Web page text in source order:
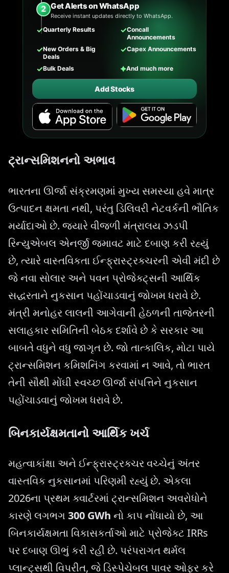
2 Get Alerts on WhatsApp
Receive instant updates directly to WhatsApp.
✓Quarterly Results ✓Concall
Announcements
✓New Orders & Big
Deals
✓Capex Announcements
✓Bulk Deals ✦And much more
Add Stocks
ટ્રાન્સમિશનનો અભાવ
ભારતના ઊર્જા સંક્રમણમાં મુખ્ય સમસ્યા હવે માત્ર
ઉત્પાદન ક્ષમતા નથી, પરંતુ ડિલિવરી નેટવર્કની ભૌતિક
મર્યાદાઓ છે. જ્યારે વીજળી મંત્રાલય ઝડપી
રિન્યુએબલ એનર્જી જમાવટ માટે દબાણ કરી રહ્યું
છે, ત્યારે વાસ્તવિકતા ઈન્ફ્રાસ્ટ્રક્ચરની એવી મંદી છે
જે નવા સોલાર અને પવન પ્રોજેક્ટ્સની આર્થિક
સદ્ધરતાને નુકસાન પહોંચાડવાનું જોખમ ધરાવે છે.
મંત્રી મનોહર લાલની આગેવાની હેઠળની તાજેતરની
સલાહકાર સમિતિની બેઠક દર્શાવે છે કે સરકાર આ
બાબતે વધુને વધુ જાગૃત છે. જો તાત્કાલિક, મોટા પાયે
ટ્રાન્સમિશન કમિશનિંગ કરવામાં ન આવે, તો ભારત
તેની સૌથી મોંઘી સ્વચ્છ ઊર્જા સંપત્તિને નુકસાન
પહોંચાડવાનું જોખમ ધરાવે છે.
બિનકાર્યક્ષમતાનો આર્થિક ખર્ચ
મહત્વાકાંક્ષા અને ઈન્ફ્રાસ્ટ્રક્ચર વચ્ચેનું અંતર
વાસ્તવિક નુકસાનમાં પરિણમી રહ્યું છે. એકલા
2026ના પ્રથમ ક્વાર્ટરમાં ટ્રાન્સમિશન અવરોધોને
કારણે લગભગ 300 GWh નો કાપ નોંધાયો છે, આ
બિનકાર્યક્ષમતા વિકાસકર્તાઓ માટે પ્રોજેક્ટ IRRs
પર દબાણ ઊભું કરી રહી છે. પરંપરાગત થર્મલ
પ્લાન્ટ્સથી વિપરીત, જે ડિસ્પેચેબલ પાવર ઓફર કરે